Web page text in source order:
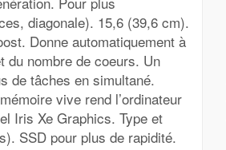
diagonale). 15,6 (39,6 cm).
Donne automatiquement à
du nombre de coeurs. Un
de tâches en simultané.
vive rend l’ordinateur
Iris Xe Graphics. Type et
SSD pour plus de rapidité.